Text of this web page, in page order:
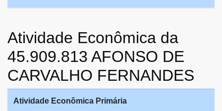
Atividade Econômica da
45.909.813 AFONSO DE
CARVALHO FERNANDES
Atividade Econômica Primária